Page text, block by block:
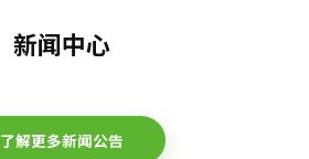
新闻中心
了解更多新闻公告